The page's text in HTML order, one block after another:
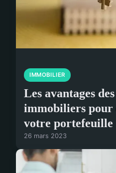
IMMOBILIER
Les avantages
immobiliers pour
votre portefeuille
26 mars 2023